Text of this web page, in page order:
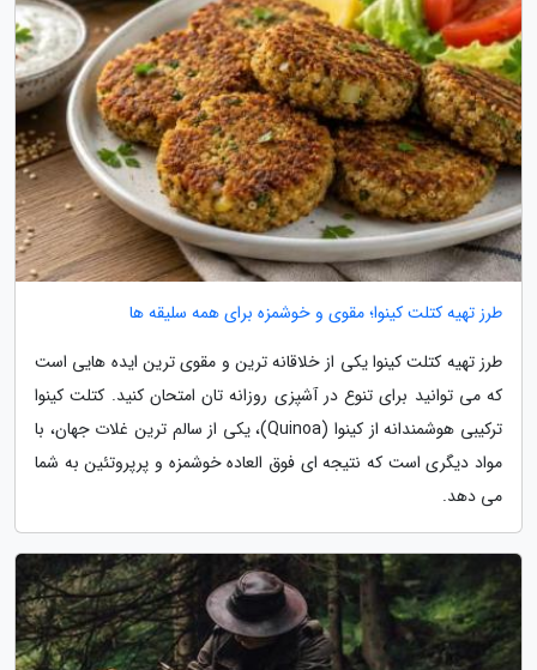
طرز تهیه کتلت کینوا؛ مقوی و خوشمزه برای همه سلیقه ها
طرز تهیه کتلت کینوا یکی از خلاقانه ترین و مقوی ترین ایده هایی است
که می توانید برای تنوع در آشپزی روزانه تان امتحان کنید. کتلت کینوا
ترکیبی هوشمندانه از کینوا (Quinoa)، یکی از سالم ترین غلات جهان، با
مواد دیگری است که نتیجه ای فوق العاده خوشمزه و پرپروتئین به شما
می دهد.